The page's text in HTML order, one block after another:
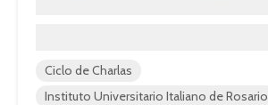
Ciclo de Charlas
Instituto Universitario Italiano de Rosario